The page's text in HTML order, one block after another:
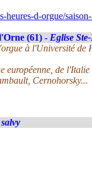
heures-d-orgue/
(61) - Eglise
à l'Université
européenne, de
Cernohorsky...